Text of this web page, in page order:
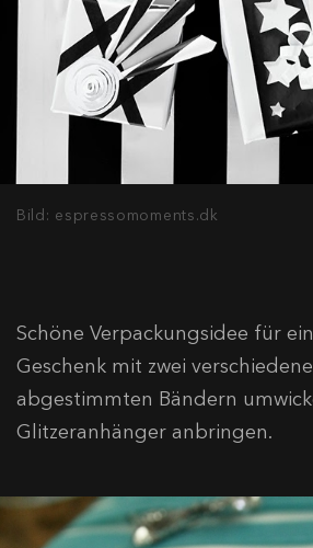
Bild: espressomoments.dk
Schöne Verpackungsidee für
Geschenk mit zwei
abgestimmten Bändern
Glitzeranhänger anbringen.